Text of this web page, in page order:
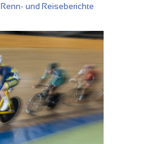
Renn- und Reiseberichte